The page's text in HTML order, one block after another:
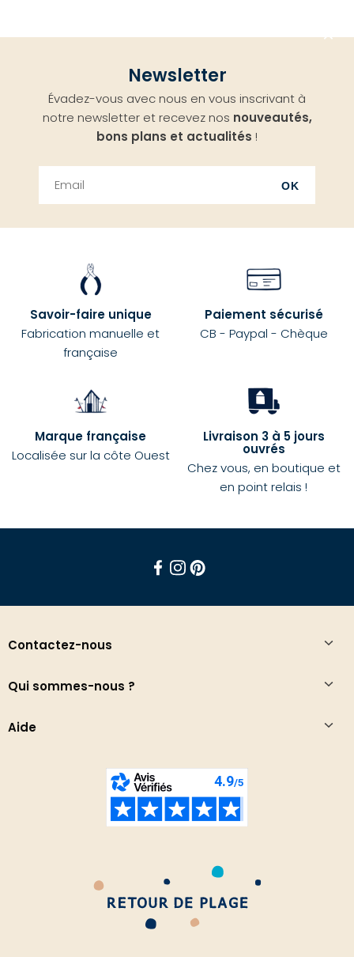
Newsletter
Évadez-vous avec nous en vous inscrivant à
notre newsletter et recevez nos nouveautés,
bons plans et actualités !
OK
Savoir-faire unique
Fabrication manuelle et
française
Paiement sécurisé
CB - Paypal - Chèque
Marque française
Localisée sur la côte Ouest
Livraison 3 à 5 jours
ouvrés
Chez vous, en boutique et
en point relais !
Contactez-nous
Qui sommes-nous ?
Aide